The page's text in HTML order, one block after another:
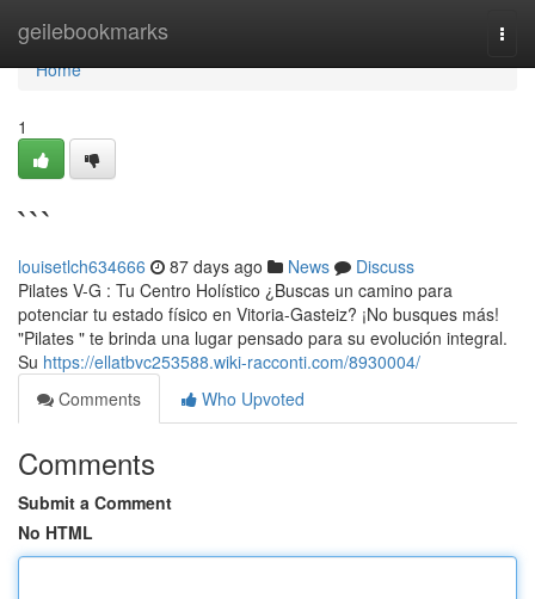
geilebookmarks
Home
Home
1
```
louisetlch634666 87 days ago News
Discuss
Pilates V-G : Tu Centro Holístico ¿Buscas un camino para
potenciar tu estado físico en Vitoria-Gasteiz? ¡No busques más!
"Pilates " te brinda una lugar pensado para su evolución integral.
Su https://ellatbvc253588.wiki-racconti.com/8930004/
Comments
Who Upvoted
Comments
Submit a Comment
No HTML